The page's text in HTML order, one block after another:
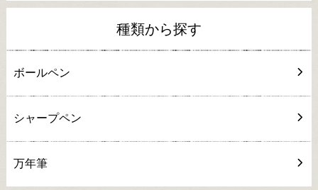
種類から探す
ボールペン
シャープペン
万年筆